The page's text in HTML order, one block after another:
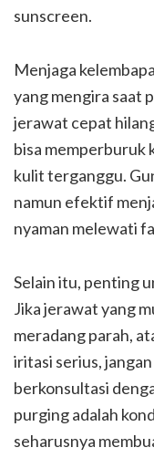
sunscreen.
Menjaga
yang mengira saat
jerawat cepat
bisa memperburuk
kulit terganggu.
namun efektif
nyaman melewati
Selain itu, penting
Jika jerawat yang
meradang parah,
iritasi serius,
berkonsultasi
purging adalah
seharusnya